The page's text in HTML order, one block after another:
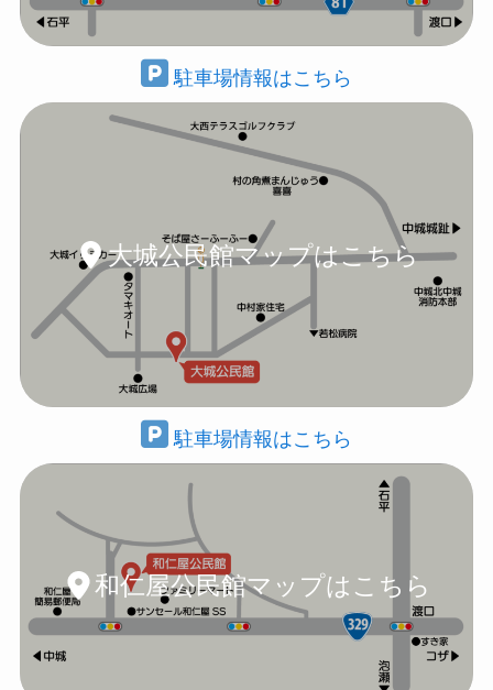
駐車場情報はこちら
大城公民館マップはこちら
駐車場情報はこちら
和仁屋公民館マップはこちら